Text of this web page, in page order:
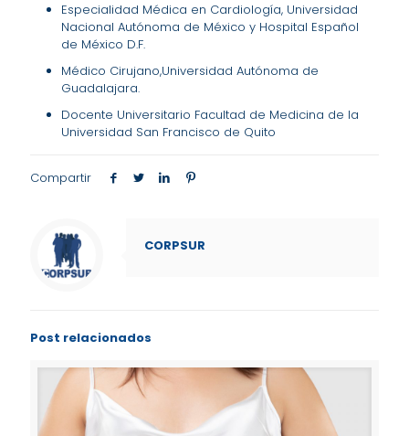
Especialidad Médica en Cardiología, Universidad
Nacional Autónoma de México y Hospital Español
de México D.F.
Médico Cirujano,Universidad Autónoma de
Guadalajara.
Docente Universitario Facultad de Medicina de la
Universidad San Francisco de Quito
Compartir
CORPSUR
Post relacionados